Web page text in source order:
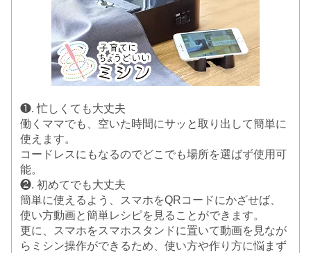
❶. 忙しくても大丈夫
働くママでも、空いた時間にサッと取り出して簡単に
使えます。
コードレスにもなるのでどこでも場所を選ばず使用可
能。
❷. 初めてでも大丈夫
簡単に使えるよう、スマホをQRコードにかざせば、
使い方動画と簡単レシピを見ることができます。
更に、スマホをスマホスタンドに置いて動画を見なが
らミシン操作ができるため、使い方や作り方に悩まず